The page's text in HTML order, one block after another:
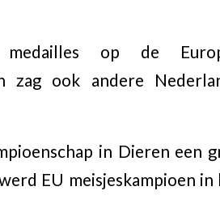
op de
zag ook andere
in Dieren een
EU meisjeskampioen in